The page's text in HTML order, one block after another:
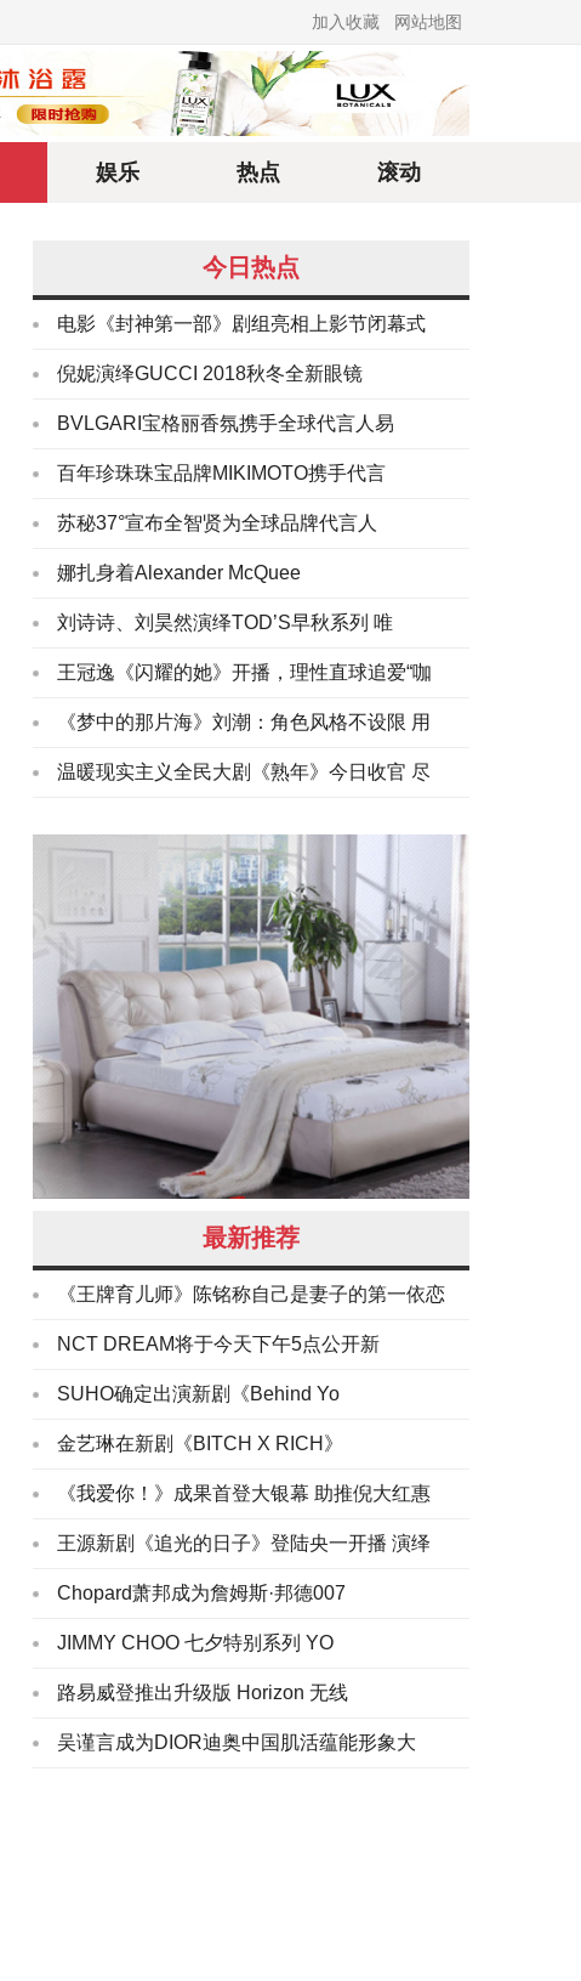
加入收藏 网站地图
娱乐 热点 滚动
今日热点
电影《封神第一部》剧组亮相上影节闭幕式
倪妮演绎GUCCI 2018秋冬全新眼镜
BVLGARI宝格丽香氛携手全球代言人易
百年珍珠珠宝品牌MIKIMOTO携手代言
苏秘37°宣布全智贤为全球品牌代言人
娜扎身着Alexander McQuee
刘诗诗、刘昊然演绎TOD’S早秋系列 唯
王冠逸《闪耀的她》开播，理性直球追爱“咖
《梦中的那片海》刘潮：角色风格不设限 用
温暖现实主义全民大剧《熟年》今日收官 尽
最新推荐
《王牌育儿师》陈铭称自己是妻子的第一依恋
NCT DREAM将于今天下午5点公开新
SUHO确定出演新剧《Behind Yo
金艺琳在新剧《BITCH X RICH》
《我爱你！》成果首登大银幕 助推倪大红惠
王源新剧《追光的日子》登陆央一开播 演绎
Chopard萧邦成为詹姆斯·邦德007
JIMMY CHOO 七夕特别系列 YO
路易威登推出升级版 Horizon 无线
吴谨言成为DIOR迪奥中国肌活蕴能形象大